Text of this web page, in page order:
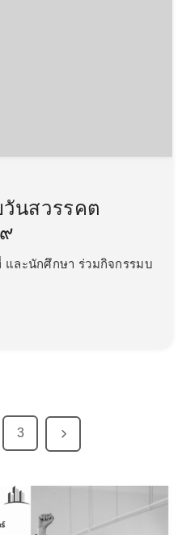
นสวรรคต
และนักศึกษา ร่วมกิจกรรมบ
3